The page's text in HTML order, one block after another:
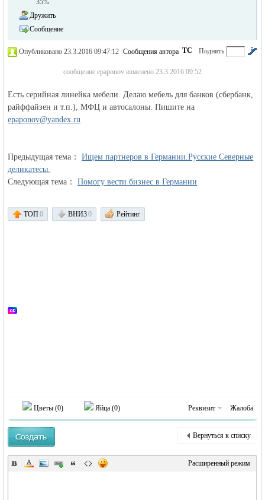
жизнь и
35%
Дружить
Сообщение
Поднять
ТС
Опубликовано 23.3.2016 09:47:12 Сообщения автора
сообщение epaponov изменено 23.3.2016 09:52
Есть серийная линейка мебели. Делаю мебель для банков (сбербанк,
райффайзен и т.п.), МФЦ и автосалоны. Пишите на
epaponov@yandex.ru
Предыдущая тема：Ищем партнеров в Германии.Русские Северные
деликатесы.
Следующая тема：Помогу вести бизнес в Германии
ТОП0 ВНИЗ0 Рейтинг
Цветы (0) Яйца (0) Реквизит Жалоба
Вернуться к списку
Расширенный режим